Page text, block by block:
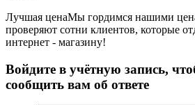
Лучшая ценаМы гордимся нашими
проверяют сотни клиентов, которые
интернет - магазину!
Войдите в учётную запись,
сообщить вам об ответе